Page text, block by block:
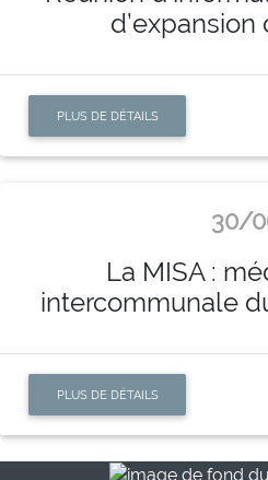
d’expansion
PLUS DE DÉTAILS
30/
La MISA :
intercommunale
PLUS DE DÉTAILS